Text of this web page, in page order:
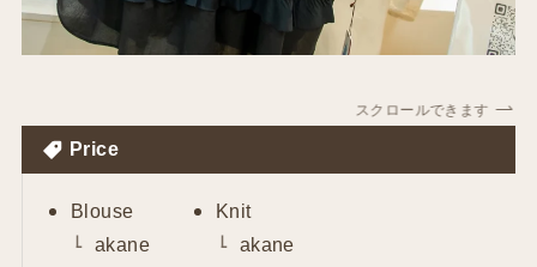
スクロールできます
Price
Blouse
akane
Knit
akane